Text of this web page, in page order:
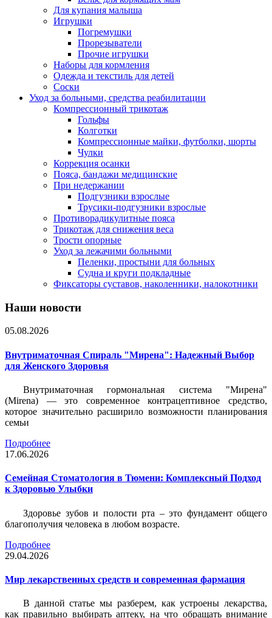
Для купания малыша
Игрушки
Погремушки
Прорезыватели
Прочие игрушки
Наборы для кормления
Одежда и текстиль для детей
Соски
Уход за больными, средства реабилитации
Компрессионный трикотаж
Гольфы
Колготки
Компрессионные майки, футболки, шорты
Чулки
Коррекция осанки
Пояса, бандажи медицинские
При недержании
Подгузники взрослые
Трусики-подгузники взрослые
Противорадикулитные пояса
Трикотаж для снижения веса
Трости опорные
Уход за лежачими больными
Пеленки, простыни для больных
Судна и круги подкладные
Фиксаторы суставов, наколенники, налокотники
Наши новости
05.08.2026
Внутриматочная Спираль "Мирена": Надежный Выбор
для Женского Здоровья
Внутриматочная гормональная система "Мирена"
(Mirena) — это современное контрацептивное средство,
которое значительно расширило возможности планирования
семьи
Подробнее
17.06.2026
Семейная Стоматология в Тюмени: Комплексный Подход
к Здоровью Улыбки
Здоровье зубов и полости рта – это фундамент общего
благополучия человека в любом возрасте.
Подробнее
29.04.2026
Мир лекарственных средств и современная фармация
В данной статье мы разберем, как устроены лекарства,
как правильно выбирать аптеку, на что обращать внимание